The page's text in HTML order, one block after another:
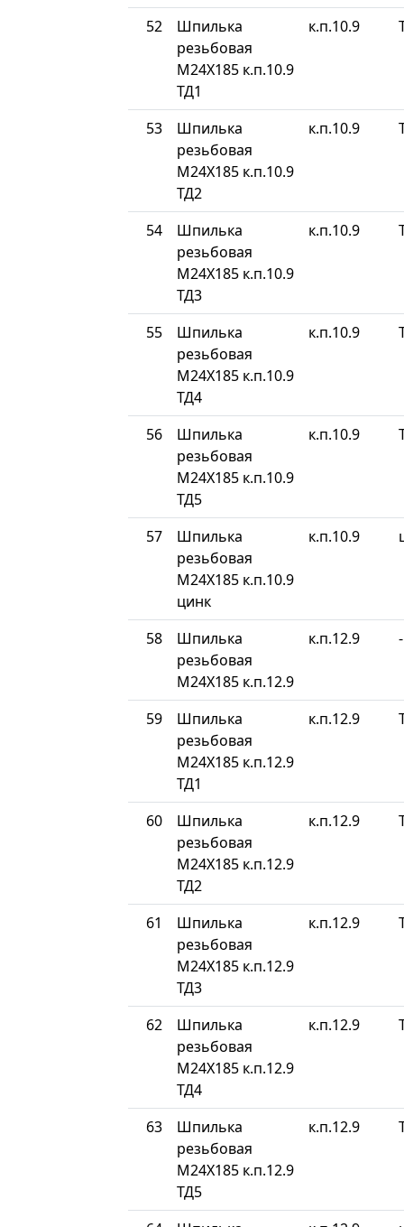
52
Шпилька
резьбовая
М24Х185 к.п.10.9
ТД1
к.п.10.9
53
Шпилька
резьбовая
М24Х185 к.п.10.9
ТД2
к.п.10.9
54
Шпилька
резьбовая
М24Х185 к.п.10.9
ТД3
к.п.10.9
55
Шпилька
резьбовая
М24Х185 к.п.10.9
ТД4
к.п.10.9
56
Шпилька
резьбовая
М24Х185 к.п.10.9
ТД5
к.п.10.9
57
Шпилька
резьбовая
М24Х185 к.п.10.9
цинк
к.п.10.9
58
Шпилька
резьбовая
М24Х185 к.п.12.9
к.п.12.9 -
59
Шпилька
резьбовая
М24Х185 к.п.12.9
ТД1
к.п.12.9
60
Шпилька
резьбовая
М24Х185 к.п.12.9
ТД2
к.п.12.9
61
Шпилька
резьбовая
М24Х185 к.п.12.9
ТД3
к.п.12.9
62
Шпилька
резьбовая
М24Х185 к.п.12.9
ТД4
к.п.12.9
63
Шпилька
резьбовая
М24Х185 к.п.12.9
ТД5
к.п.12.9